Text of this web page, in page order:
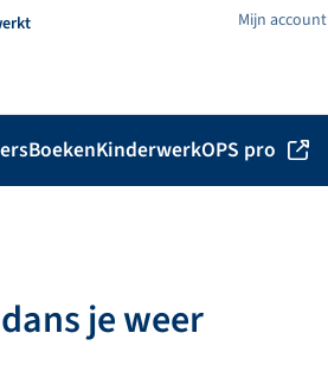
Mijn account
BoekenKinderwerkOPS pro
je weer